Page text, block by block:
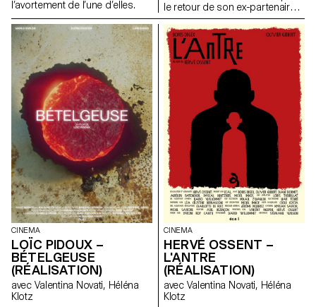
l’avortement de l’une d’elles.
le retour de son ex-partenaire
qui est sur le point de repartir
en Ukraine au chevet de son
père.
CINEMA
LOÏC PIDOUX –
BÉTELGEUSE
(RÉALISATION)
avec Valentina Novati, Héléna
Klotz
CINEMA
HERVÉ OSSENT –
L'ANTRE
(RÉALISATION)
avec Valentina Novati, Héléna
Klotz